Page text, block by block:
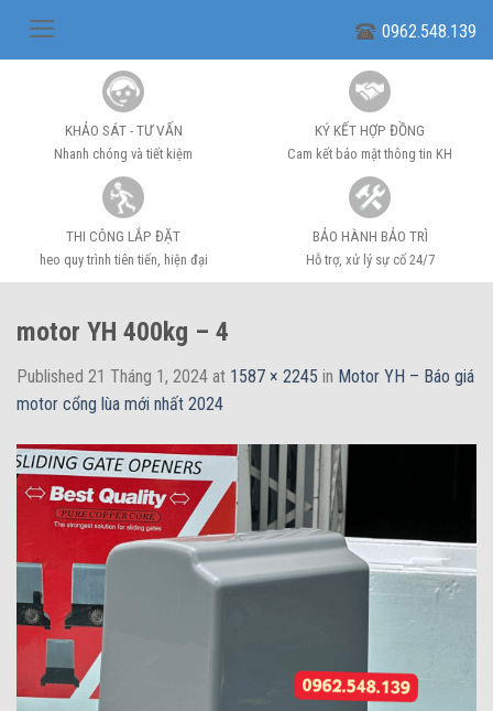
0962.548.139
KHẢO SÁT - TƯ VẤN
Nhanh chóng và tiết kiệm
KÝ KẾT HỢP ĐỒNG
Cam kết bảo mật thông tin KH
THI CÔNG LẮP ĐẶT
heo quy trình tiên tiến, hiện đại
BẢO HÀNH BẢO TRÌ
Hỗ trợ, xử lý sự cố 24/7
motor YH 400kg – 4
Published 21 Tháng 1, 2024 at 1587 × 2245 in Motor YH – Báo giá
motor cổng lùa mới nhất 2024